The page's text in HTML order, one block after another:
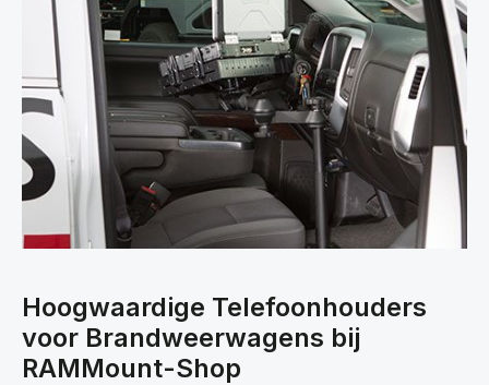
Hoogwaardige Telefoonhouders
voor Brandweerwagens bij
RAMMount-Shop